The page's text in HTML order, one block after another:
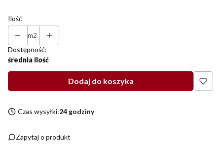
Ilość
m2
Dostępność:
średnia ilość
Dodaj do koszyka
Czas wysyłki:24 godziny
Zapytaj o produkt